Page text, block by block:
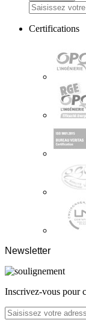
Certifications
Newsletter
Inscrivez-vous pour